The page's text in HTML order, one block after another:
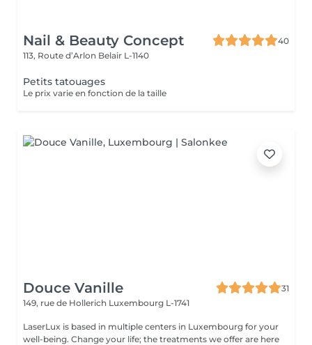
Nail & Beauty Concept
40
113, Route d’Arlon Belair L-1140
Petits tatouages
Le prix varie en fonction de la taille
Douce Vanille
31
149, rue de Hollerich Luxembourg L-1741
LaserLux is based in multiple centers in Luxembourg for your
well-being. Change your life; the treatments we offer are here